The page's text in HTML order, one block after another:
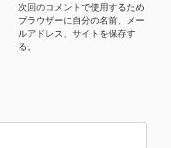
次回のコメントで使用するため
ブラウザーに自分の名前、メー
ルアドレス、サイトを保存す
る。